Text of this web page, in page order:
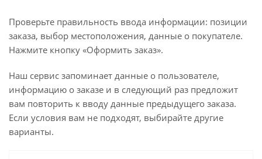
Проверьте правильность ввода информации: позиции
заказа, выбор местоположения, данные о покупателе.
Нажмите кнопку «Оформить заказ».
Наш сервис запоминает данные о пользователе,
информацию о заказе и в следующий раз предложит
вам повторить к вводу данные предыдущего заказа.
Если условия вам не подходят, выбирайте другие
варианты.